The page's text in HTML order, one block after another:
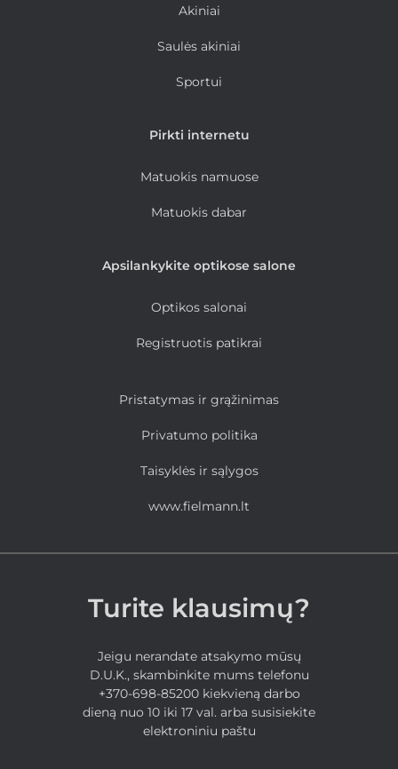
Akiniai
Saulės akiniai
Sportui
Pirkti internetu
Matuokis namuose
Matuokis dabar
Apsilankykite optikose salone
Optikos salonai
Registruotis patikrai
Pristatymas ir grąžinimas
Privatumo politika
Taisyklės ir sąlygos
www.fielmann.lt
Turite klausimų?
Jeigu nerandate atsakymo mūsų
D.U.K., skambinkite mums telefonu
+370-698-85200 kiekvieną darbo
dieną nuo 10 iki 17 val. arba susisiekite
elektroniniu paštu